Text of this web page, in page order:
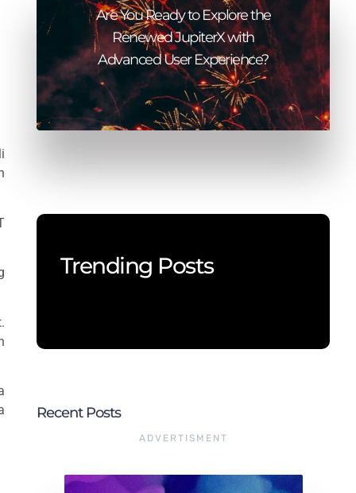
Are You Ready to Explore the
Renewed JupiterX with
Advanced User Experience?
Trending Posts
Recent Posts
ADVERTISMENT